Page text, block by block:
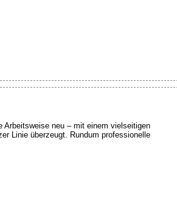
Arbeitsweise neu – mit einem vielseitigen
Linie überzeugt. Rundum professionelle